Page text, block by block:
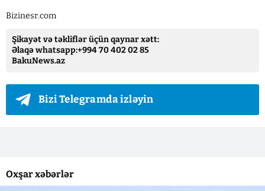
Bizinesr.com
Şikayət və təkliflər üçün qaynar xətt:
Əlaqə whatsapp:+994 70 402 02 85
BakuNews.az
Bizi Telegramda izləyin
Oxşar xəbərlər